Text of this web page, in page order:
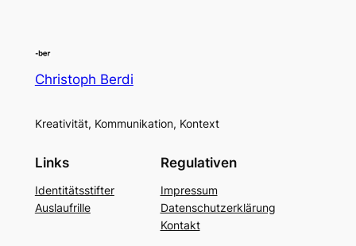
Christoph Berdi
Kreativität, Kommunikation, Kontext
Links
Identitätsstifter
Auslaufrille
Regulativen
Impressum
Datenschutzerklärung
Kontakt